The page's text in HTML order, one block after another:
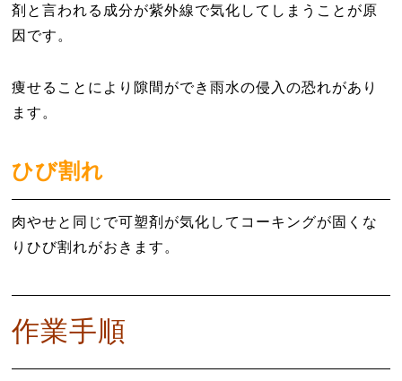
剤と言われる成分が紫外線で気化してしまうことが原
因です。
痩せることにより隙間ができ雨水の侵入の恐れがあり
ます。
ひび割れ
肉やせと同じで可塑剤が気化してコーキングが固くな
りひび割れがおきます。
作業手順